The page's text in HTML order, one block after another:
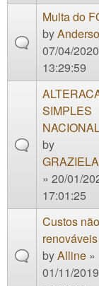
Multa do
by
07/04/
13:29:59
SIMPLES
by
» 20/01/
17:01:25
Custos não
renováveis
byAlline »
01/11/